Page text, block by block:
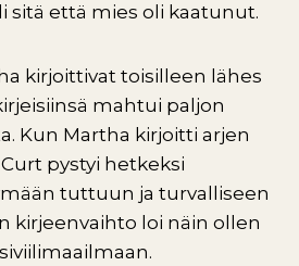
sitä että mies oli kaatunut.
kirjoittivat toisilleen lähes
mahtui paljon
Kun Martha kirjoitti arjen
pystyi hetkeksi
tuttuun ja turvalliseen
kirjeenvaihto loi näin ollen